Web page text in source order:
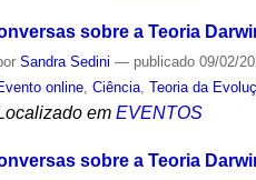
sobre a Teoria
Sandra Sedini — publicado 09/02/
online ,Ciência ,Teoria da
em EVENTOS
sobre a Teoria